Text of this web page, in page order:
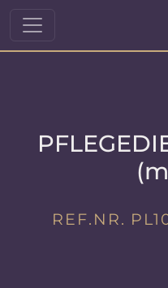
REF.NR.